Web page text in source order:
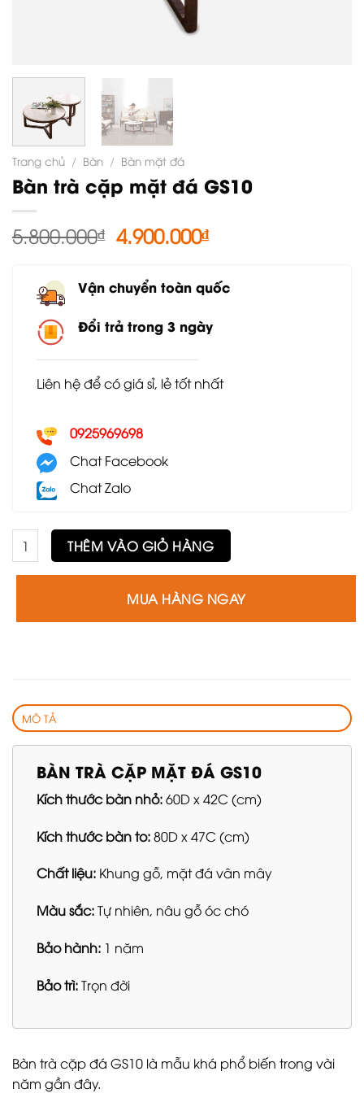
Trang chủ / Bàn / Bàn mặt đá
Bàn trà cặp mặt đá GS10
5.800.000₫ Giá
gốc
5.800.000₫.
4.900.000₫Giá
là:
Vận chuyển toàn quốc
Đổi trả trong 3 ngày
Liên hệ để có giá sỉ, lẻ tốt nhất
0925969698
Chat Facebook
Chat Zalo
Bàn trà cặp mặt đá GS10 số lượng
THÊM VÀO GIỎ HÀNG
MUA HÀNG NGAY
MÔ TẢ
BÀN TRÀ CẶP MẶT ĐÁ GS10
Kích thước bàn nhỏ:60D x 42C (cm)
Kích thước bàn to:80D x 47C (cm)
Chất liệu: Khung gỗ, mặt đá vân mây
Màu sắc:Tự nhiên, nâu gỗ óc chó
Bảo hành: 1 năm
Bảo trì:Trọn đời
Bàn trà cặp đá GS10 là mẫu khá phổ biến trong vài
năm gần đây.